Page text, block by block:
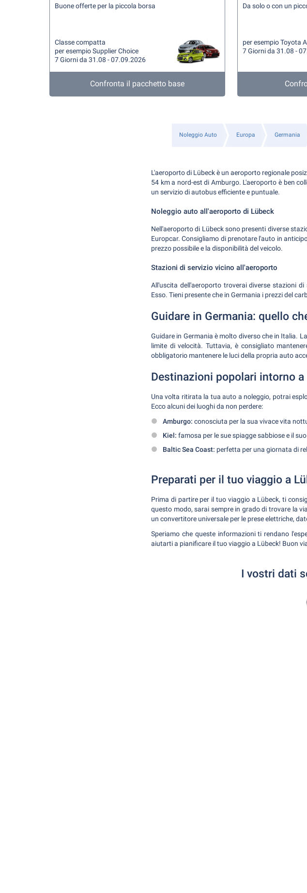
Buone offerte per la piccola borsa
Classe compatta
per esempio Supplier Choice
7 Giorni da 31.08 - 07.09.2026
Confronta il pacchetto base
Da solo o con un
per esempio Toyota
7 Giorni da 31.08 -
Noleggio Auto Europa Germania
L'aeroporto di Lübeck è un aeroporto regionale
54 km a nord-est di Amburgo. L'aeroporto è ben
un servizio di autobus efficiente e puntuale.
Noleggio auto all'aeroporto di Lübeck
Nell'aeroporto di Lübeck sono presenti diverse
Europcar. Consigliamo di prenotare l'auto in
prezzo possibile e la disponibilità del veicolo.
Stazioni di servizio vicino all'aeroporto
All'uscita dell'aeroporto troverai diverse stazioni
Esso. Tieni presente che in Germania i prezzi del
Guidare in Germania: quello
Guidare in Germania è molto diverso che in Italia.
limite di velocità. Tuttavia, è consigliato
obbligatorio mantenere le luci della propria auto
Destinazioni popolari intorno a
Una volta ritirata la tua auto a noleggio, potrai
Ecco alcuni dei luoghi da non perdere:
Amburgo: conosciuta per la sua vivace vita
Kiel: famosa per le sue spiagge sabbiose e il
Baltic Sea Coast: perfetta per una giornata di
Preparati per il tuo viaggio a
Prima di partire per il tuo viaggio a Lübeck, ti
questo modo, sarai sempre in grado di trovare la
un convertitore universale per le prese elettriche,
Speriamo che queste informazioni ti rendano
aiutarti a pianificare il tuo viaggio a Lübeck! Buon
I vostri dati